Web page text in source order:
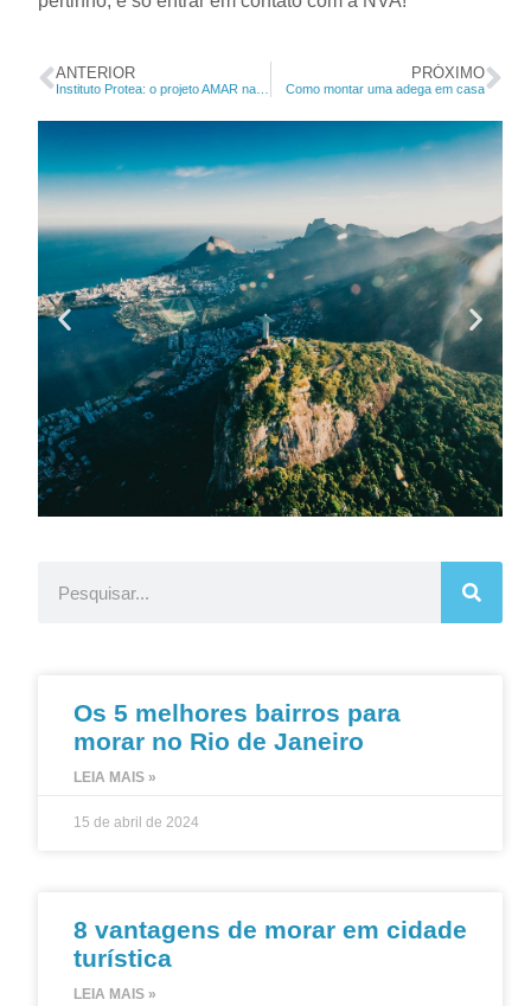
ANTERIOR PRÓXIMO
Como montar uma adega em casa
Os 5 melhores bairros para
morar no Rio de Janeiro
LEIA MAIS »
15 de abril de 2024
8 vantagens de morar em cidade
turística
LEIA MAIS »